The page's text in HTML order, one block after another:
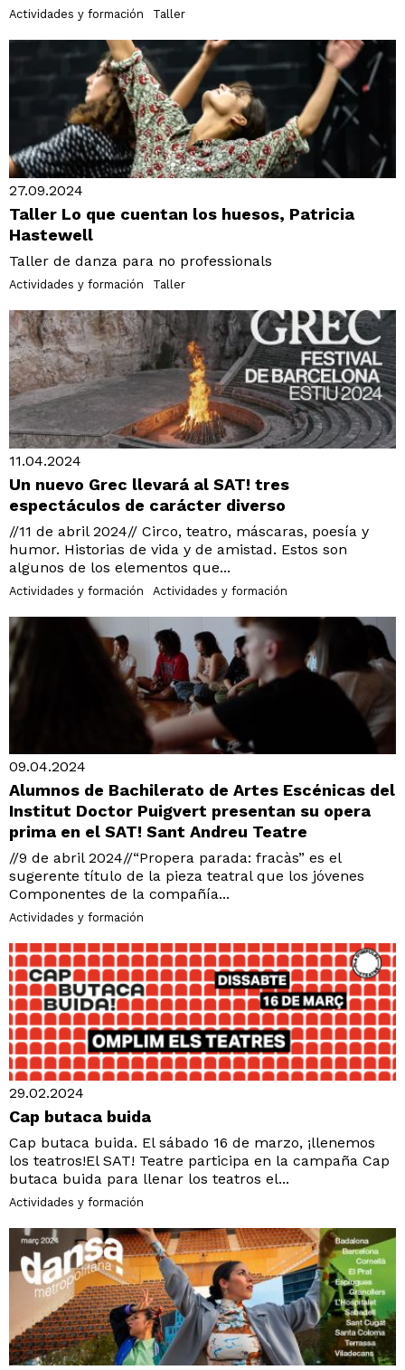
Actividades y formación Taller
27.09.2024
Taller Lo que cuentan los huesos, Patricia
Hastewell
Taller de danza para no professionals
Actividades y formación Taller
11.04.2024
Un nuevo Grec llevará al SAT! tres
espectáculos de carácter diverso
//11 de abril 2024// Circo, teatro, máscaras, poesía y
humor. Historias de vida y de amistad. Estos son
algunos de los elementos que...
Actividades y formación Actividades y formación
09.04.2024
Alumnos de Bachilerato de Artes Escénicas del
Institut Doctor Puigvert presentan su opera
prima en el SAT! Sant Andreu Teatre
//9 de abril 2024//“Propera parada: fracàs” es el
sugerente título de la pieza teatral que los jóvenes
Componentes de la compañía...
Actividades y formación
29.02.2024
Cap butaca buida
Cap butaca buida. El sábado 16 de marzo, ¡llenemos
los teatros!El SAT! Teatre participa en la campaña Cap
butaca buida para llenar los teatros el...
Actividades y formación